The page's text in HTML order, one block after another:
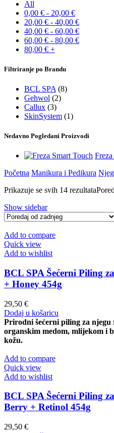
All
0,00 € - 20,00 €
20,00 € - 40,00 €
40,00 € - 60,00 €
60,00 € - 80,00 €
80,00 € +
Filtriranje po Brandu
BCL SPA (8)
Gehwol (2)
Callux (3)
SkinSystem (1)
Nedavno Pogledani Proizvodi
Početna Manikura i Pedikura
Prikazuje se svih 14 rezultata
Show sidebar
Add to compare
Quick view
Add to wishlist
BCL SPA Šećerni Piling
+ Honey 454g
29,50 €
Dodaj u košaricu
Prirodni šećerni piling za njegu
organskim medom, mlijekom i
kožu.
Add to compare
Quick view
Add to wishlist
BCL SPA Šećerni Piling
Berry + Retinol 454g
29,50 €